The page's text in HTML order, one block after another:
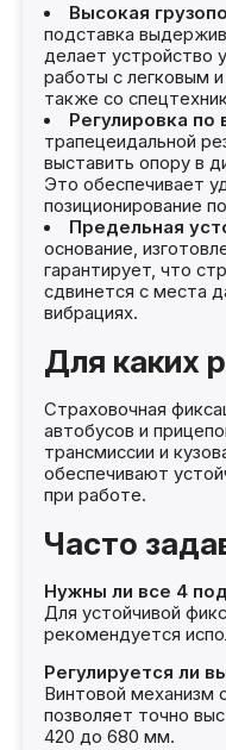
Высокая
подставка
делает устройство
работы с легковым
также со
Регулировка по
трапецеидальной
выставить опору в
Это обеспечивает
позиционирование
Предельная
основание,
гарантирует, что
сдвинется с места
вибрациях.
Для каких
Страховочная
автобусов и
трансмиссии и
обеспечивают
при работе.
Часто
Нужны ли все 4
Для устойчивой
рекомендуется
Регулируется ли
Винтовой механизм
позволяет точно
420 до 680 мм.